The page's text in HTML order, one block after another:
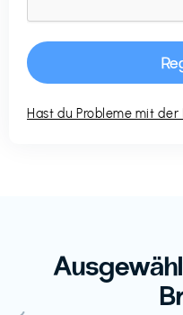
Hast du Probleme mit der